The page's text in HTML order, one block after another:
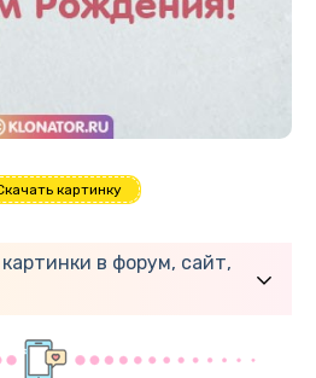
картинку
в форум, сайт,